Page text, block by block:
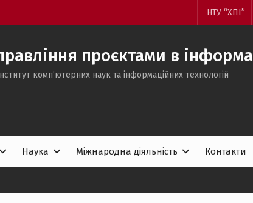
НТУ “ХПІ”
проєктами в
комп’ютерних наук та інформаційних технологій
Наука Міжнародна діяльність Контакти